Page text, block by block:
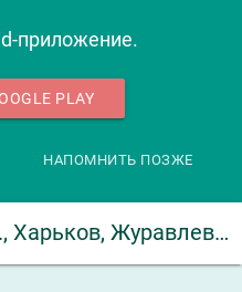
приложение.
PLAY
НАПОМНИТЬ ПОЗЖЕ
квартира, 1-кімн., Харьков, Журавлевка, Борткевича